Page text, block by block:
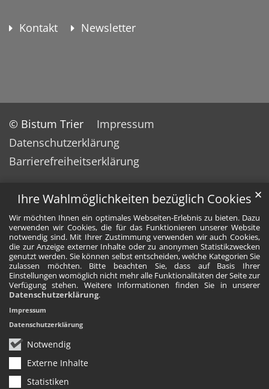
Ihre Wahlmöglichkeiten bezüglich Cookies
Wir möchten Ihnen ein optimales Webseiten-Erlebnis zu bieten. Dazu
verwenden wir Cookies, die für das Funktionieren unserer Website
notwendig sind. Mit Ihrer Zustimmung verwenden wir auch Cookies,
die zur Anzeige externer Inhalte oder zu anonymen Statistikzwecken
genutzt werden. Sie können selbst entscheiden, welche Kategorien Sie
zulassen möchten. Bitte beachten Sie, dass auf Basis Ihrer
Einstellungen womöglich nicht mehr alle Funktionalitäten der Seite zur
Verfügung stehen. Weitere Informationen finden Sie in unserer
Datenschutzerklärung.
Notwendig
Externe Inhalte
Statistiken
✕
Impressum
Datenschutzerklärung
Kontakt Newsletter
© Bistum Trier
Impressum
Datenschutzerklärung
Barrierefreiheitserklärung